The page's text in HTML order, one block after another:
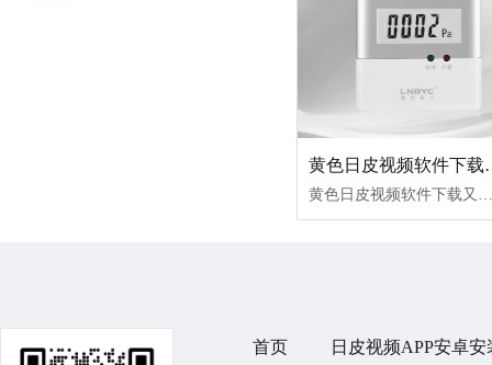
黄色日皮视
首页 日皮视频APP安卓安